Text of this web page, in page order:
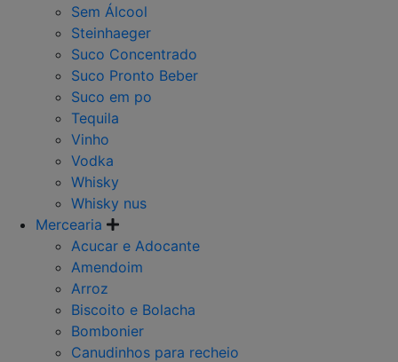
Sem Álcool
Steinhaeger
Suco Concentrado
Suco Pronto Beber
Suco em po
Tequila
Vinho
Vodka
Whisky
Whisky nus
Mercearia
Acucar e Adocante
Amendoim
Arroz
Biscoito e Bolacha
Bombonier
Canudinhos para recheio